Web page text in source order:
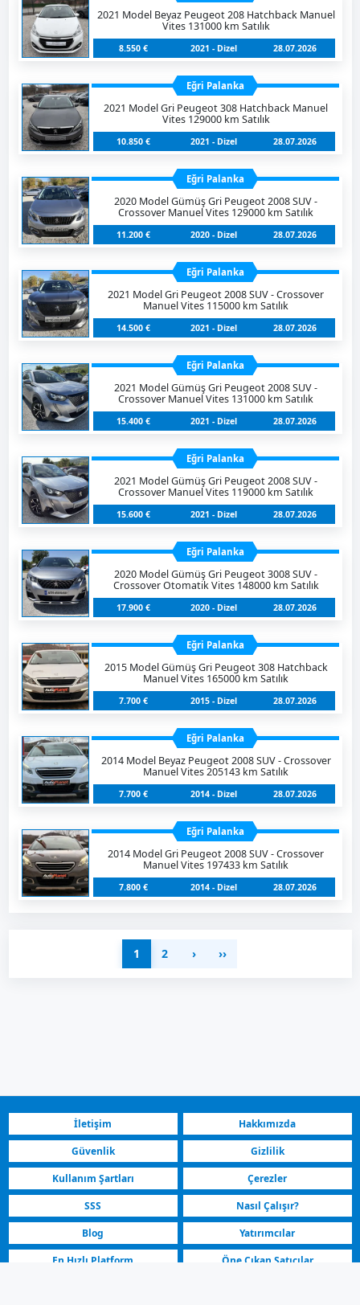
2021 Model Beyaz Peugeot 208 Hatchback Manuel
Vites 131000 km Satılık
8.550 € 2021 - Dizel 28.07.2026
Eğri Palanka
2021 Model Gri Peugeot 308 Hatchback Manuel
Vites 129000 km Satılık
10.850 € 2021 - Dizel 28.07.2026
Eğri Palanka
2020 Model Gümüş Gri Peugeot 2008 SUV -
Crossover Manuel Vites 129000 km Satılık
11.200 € 2020 - Dizel 28.07.2026
Eğri Palanka
2021 Model Gri Peugeot 2008 SUV - Crossover
Manuel Vites 115000 km Satılık
14.500 € 2021 - Dizel 28.07.2026
Eğri Palanka
2021 Model Gümüş Gri Peugeot 2008 SUV -
Crossover Manuel Vites 131000 km Satılık
15.400 € 2021 - Dizel 28.07.2026
Eğri Palanka
2021 Model Gümüş Gri Peugeot 2008 SUV -
Crossover Manuel Vites 119000 km Satılık
15.600 € 2021 - Dizel 28.07.2026
Eğri Palanka
2020 Model Gümüş Gri Peugeot 3008 SUV -
Crossover Otomatik Vites 148000 km Satılık
17.900 € 2020 - Dizel 28.07.2026
Eğri Palanka
2015 Model Gümüş Gri Peugeot 308 Hatchback
Manuel Vites 165000 km Satılık
7.700 € 2015 - Dizel 28.07.2026
Eğri Palanka
2014 Model Beyaz Peugeot 2008 SUV - Crossover
Manuel Vites 205143 km Satılık
7.700 € 2014 - Dizel 28.07.2026
Eğri Palanka
2014 Model Gri Peugeot 2008 SUV - Crossover
Manuel Vites 197433 km Satılık
7.800 € 2014 - Dizel 28.07.2026
1 2 › ››
İletişim
Hakkımızda
Güvenlik
Gizlilik
Kullanım Şartları
Çerezler
SSS
Nasıl Çalışır?
Blog
Yatırımcılar
En Hızlı Platform
Öne Çıkan Satıcılar